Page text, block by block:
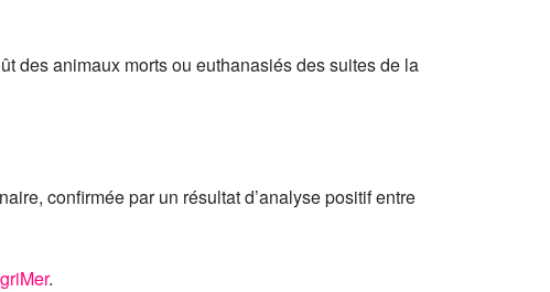
des animaux morts ou euthanasiés des suites de la
confirmée par un résultat d’analyse positif entre
.